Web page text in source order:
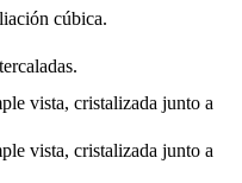
cúbica.
vista, cristalizada junto a
vista, cristalizada junto a